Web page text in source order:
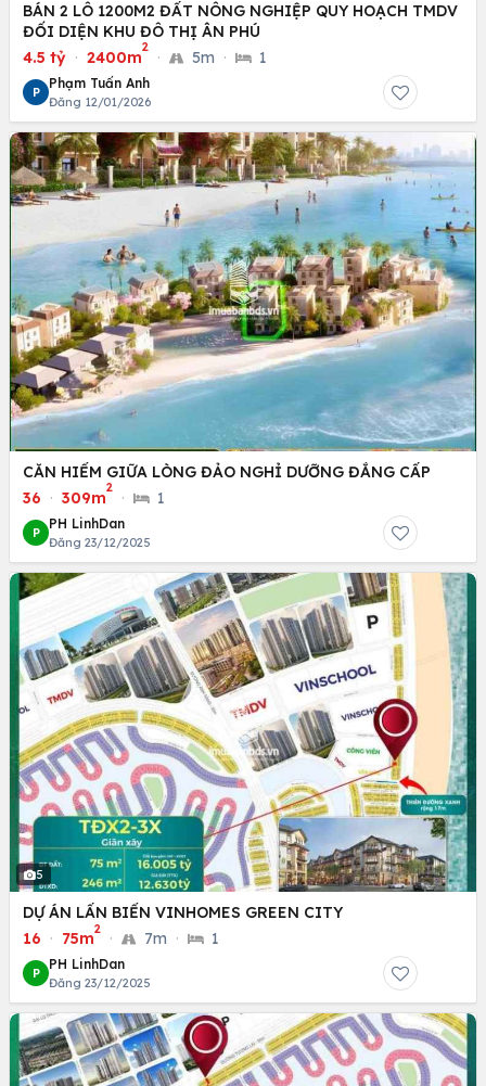
BÁN 2 LÔ 1200M2 ĐẤT NÔNG NGHIỆP QUY HOẠCH TMDV
ĐỐI DIỆN KHU ĐÔ THỊ ÂN PHÚ
4.5 tỷ · 2400m
2
· 5m · 1
P
Phạm Tuấn Anh
Đăng 12/01/2026
CĂN HIẾM GIỮA LÒNG ĐẢO NGHỈ DƯỠNG ĐẲNG CẤP
36 · 309m
2
· 1
P
PH LinhDan
Đăng 23/12/2025
5
DỰ ÁN LẤN BIỂN VINHOMES GREEN CITY
16 · 75m
2
· 7m · 1
P
PH LinhDan
Đăng 23/12/2025